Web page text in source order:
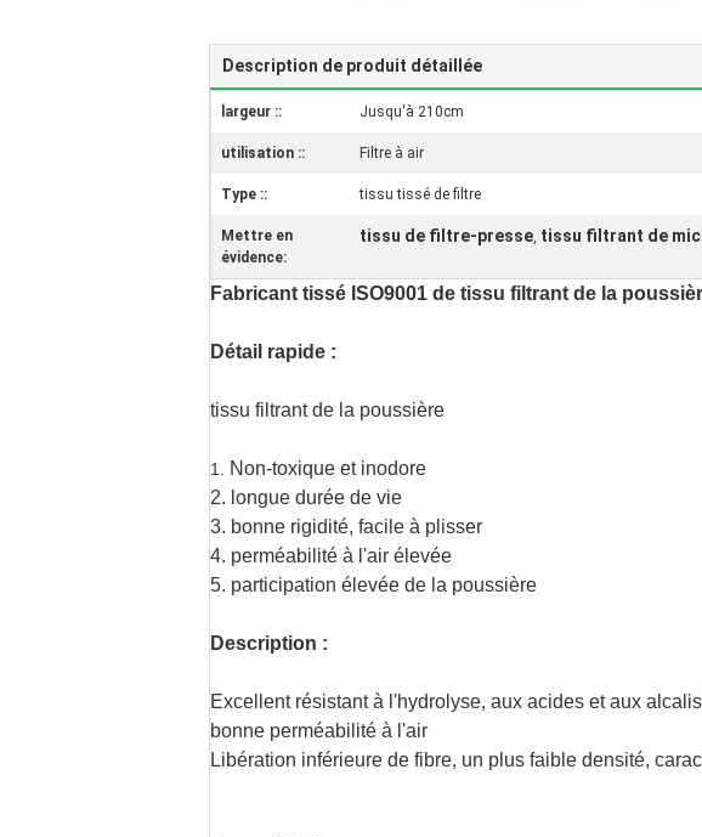
Description de produit détaillée
largeur :: Jusqu'à 210cm
utilisation :: Filtre à air
Type :: tissu tissé de filtre
Mettre en
évidence:
tissu de filtre-presse, tissu filtrant de
Fabricant tissé ISO9001 de tissu filtrant de la
Détail rapide :
tissu filtrant de la poussière
1.
Non-toxique et inodore
2. longue durée de vie
3. bonne rigidité, facile à plisser
4. perméabilité à l'air élevée
5. participation élevée de la poussière
Description :
Excellent résistant à l'hydrolyse, aux acides et aux
bonne perméabilité à l'air
Libération inférieure de fibre, un plus faible densité,